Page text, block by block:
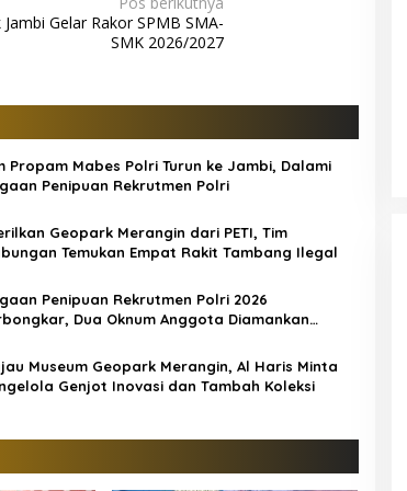
Jambi Gelar Rakor SPMB SMA-
SMK 2026/2027
Propam Mabes Polri Turun ke Jambi, Dalami
Penipuan Rekrutmen Polri
Geopark Merangin dari PETI, Tim
Temukan Empat Rakit Tambang Ilegal
Penipuan Rekrutmen Polri 2026
Dua Oknum Anggota Diamankan
Museum Geopark Merangin, Al Haris Minta
Genjot Inovasi dan Tambah Koleksi